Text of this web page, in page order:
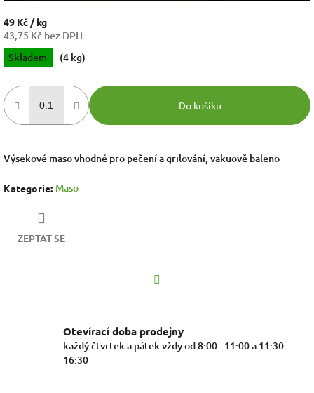
49 Kč / kg
43,75 Kč bez DPH
Měrná
cena:
Skladem (4 kg)
Do košíku
Výsekové maso vhodné pro pečení a grilování, vakuově baleno
Kategorie: Maso
ZEPTAT SE
Otevírací doba prodejny
každý čtvrtek a pátek vždy od 8:00 - 11:00 a 11:30 -
16:30